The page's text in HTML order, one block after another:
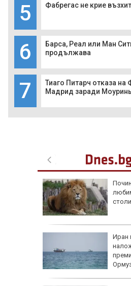
5 Фабрегас не крие
6
Барса, Реал или Ман
продължава
7
Тиаго Питарч отказа
Мадрид заради
Иран